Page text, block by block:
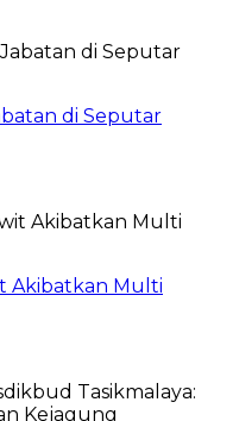
di Seputar
Akibatkan Multi